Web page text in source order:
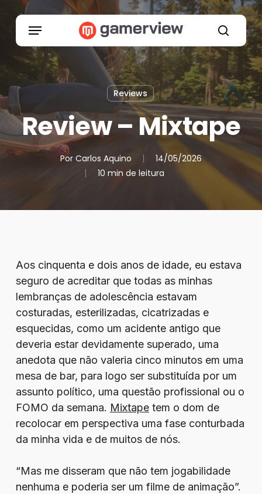
content
search
Menu
Reviews
Review – Mixtape
Por Carlos Aquino
14/05/2026
10 min de leitura
Aos cinquenta e dois anos de idade, eu estava
seguro de acreditar que todas as minhas
lembranças de adolescência estavam
costuradas, esterilizadas, cicatrizadas e
esquecidas, como um acidente antigo que
deveria estar devidamente superado, uma
anedota que não valeria cinco minutos em uma
mesa de bar, para logo ser substituída por um
assunto político, uma questão profissional ou o
FOMO da semana. Mixtapetem o dom de
recolocar em perspectiva uma fase conturbada
da minha vida e de muitos de nós.
“Mas me disseram que não tem jogabilidade
nenhuma e poderia ser um filme de animação”.